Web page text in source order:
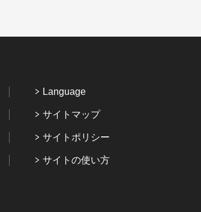
Language
サイトマップ
サイトポリシー
サイトの使い方